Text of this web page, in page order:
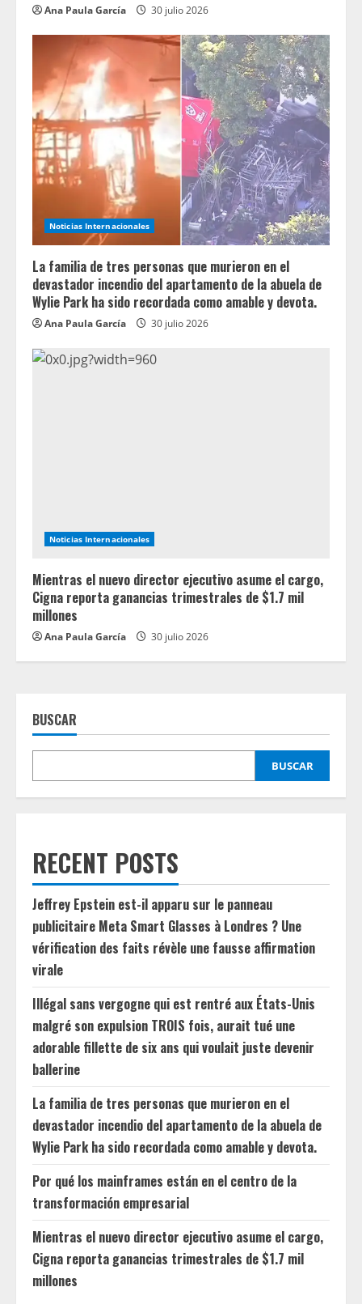
Ana Paula García 30 julio 2026
Noticias Internacionales
La familia de tres personas que murieron en el
devastador incendio del apartamento de la abuela de
Wylie Park ha sido recordada como amable y devota.
Ana Paula García 30 julio 2026
Noticias Internacionales
Mientras el nuevo director ejecutivo asume el cargo,
Cigna reporta ganancias trimestrales de $1.7 mil
millones
Ana Paula García 30 julio 2026
BUSCAR
BUSCAR
RECENT POSTS
Jeffrey Epstein est-il apparu sur le panneau
publicitaire Meta Smart Glasses à Londres ? Une
vérification des faits révèle une fausse affirmation
virale
Illégal sans vergogne qui est rentré aux États-Unis
malgré son expulsion TROIS fois, aurait tué une
adorable fillette de six ans qui voulait juste devenir
ballerine
La familia de tres personas que murieron en el
devastador incendio del apartamento de la abuela de
Wylie Park ha sido recordada como amable y devota.
Por qué los mainframes están en el centro de la
transformación empresarial
Mientras el nuevo director ejecutivo asume el cargo,
Cigna reporta ganancias trimestrales de $1.7 mil
millones